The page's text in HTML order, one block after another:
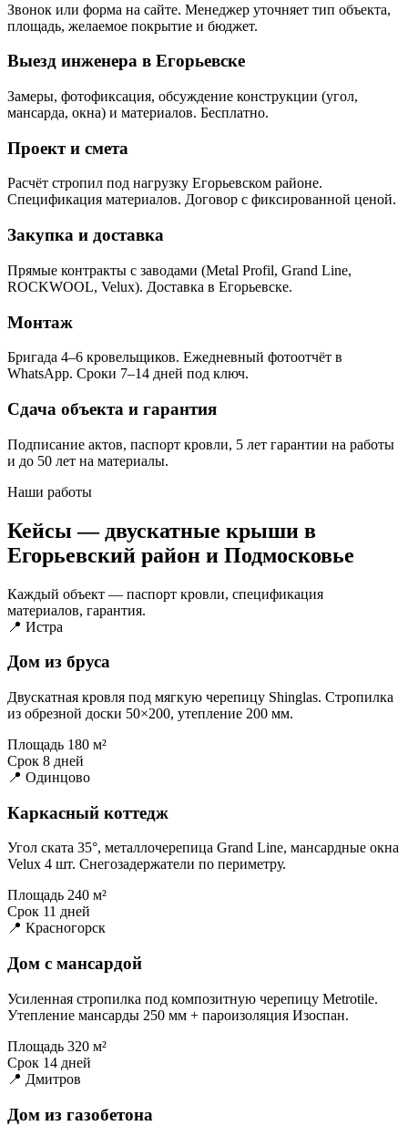
Звонок или форма на сайте. Менеджер уточняет тип объекта,
площадь, желаемое покрытие и бюджет.
Выезд инженера в Егорьевске
Замеры, фотофиксация, обсуждение конструкции (угол,
мансарда, окна) и материалов. Бесплатно.
Проект и смета
Расчёт стропил под нагрузку Егорьевском районе.
Спецификация материалов. Договор с фиксированной ценой.
Закупка и доставка
Прямые контракты с заводами (Metal Profil, Grand Line,
ROCKWOOL, Velux). Доставка в Егорьевске.
Монтаж
Бригада 4–6 кровельщиков. Ежедневный фотоотчёт в
WhatsApp. Сроки 7–14 дней под ключ.
Сдача объекта и гарантия
Подписание актов, паспорт кровли, 5 лет гарантии на работы
и до 50 лет на материалы.
Наши работы
Кейсы — двускатные крыши в
Егорьевский район и Подмосковье
Каждый объект — паспорт кровли, спецификация
материалов, гарантия.
📍 Истра
Дом из бруса
Двускатная кровля под мягкую черепицу Shinglas. Стропилка
из обрезной доски 50×200, утепление 200 мм.
Площадь 180 м²
Срок 8 дней
📍 Одинцово
Каркасный коттедж
Угол ската 35°, металлочерепица Grand Line, мансардные окна
Velux 4 шт. Снегозадержатели по периметру.
Площадь 240 м²
Срок 11 дней
📍 Красногорск
Дом с мансардой
Усиленная стропилка под композитную черепицу Metrotile.
Утепление мансарды 250 мм + пароизоляция Изоспан.
Площадь 320 м²
Срок 14 дней
📍 Дмитров
Дом из газобетона